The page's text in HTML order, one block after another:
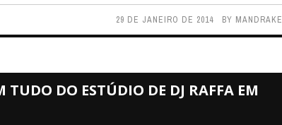
29 DE JANEIRO DE 2014 BY MANDRAKE
DO ESTÚDIO DE DJ RAFFA EM